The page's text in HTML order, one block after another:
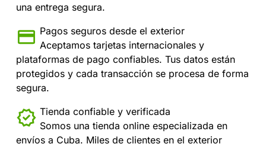
una entrega segura.
Pagos seguros desde el exterior
Aceptamos tarjetas internacionales y
plataformas de pago confiables. Tus datos están
protegidos y cada transacción se procesa de forma
segura.
Tienda confiable y verificada
Somos una tienda online especializada en
envíos a Cuba. Miles de clientes en el exterior